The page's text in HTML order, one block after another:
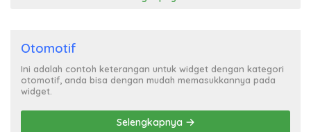
Otomotif
Ini adalah contoh keterangan untuk widget dengan kategori
otomotif, anda bisa dengan mudah memasukkannya pada
widget.
Selengkapnya